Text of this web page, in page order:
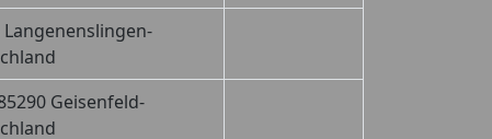
Geisenfeld-